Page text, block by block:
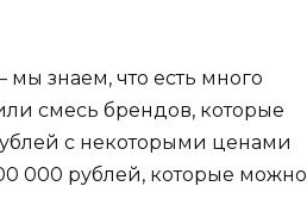
мы знаем, что есть много
смесь брендов, которые
с некоторыми ценами
000 рублей, которые можно